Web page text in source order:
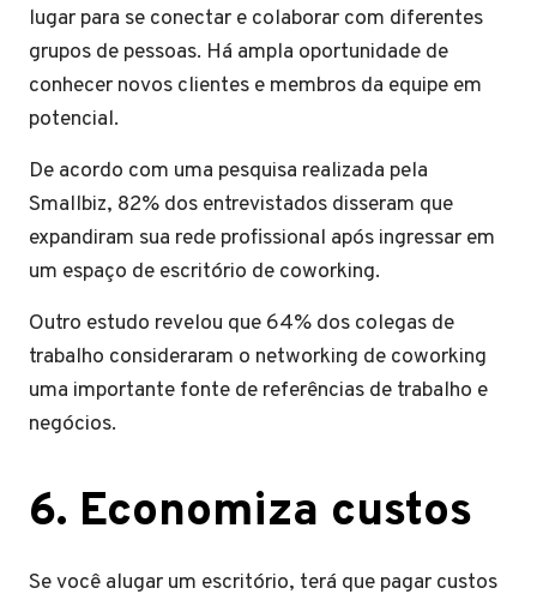
lugar para se conectar e colaborar com diferentes
grupos de pessoas. Há ampla oportunidade de
conhecer novos clientes e membros da equipe em
potencial.
De acordo com uma pesquisa realizada pela
Smallbiz, 82% dos entrevistados disseram que
expandiram sua rede profissional após ingressar em
um espaço de escritório de coworking.
Outro estudo revelou que 64% dos colegas de
trabalho consideraram o networking de coworking
uma importante fonte de referências de trabalho e
negócios.
6. Economiza custos
Se você alugar um escritório, terá que pagar custos